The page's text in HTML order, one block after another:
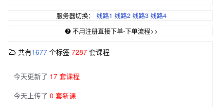
服务器切换： 线路1 线路2 线路3 线路4
不用注册直接下单-下单流程>>
共有1677 个标签 7287 套课程
今天更新了 17 套课程
今天上传了 0 套新课